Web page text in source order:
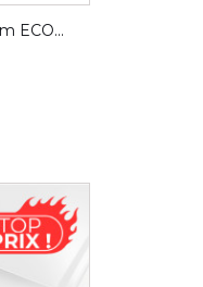
ECO...